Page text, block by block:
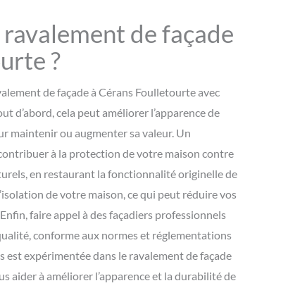
de façade
?
de façade à Cérans Foulletourte avec
d’abord, cela peut améliorer l’apparence de
maintenir ou augmenter sa valeur. Un
à la protection de votre maison contre
en restaurant la fonctionnalité originelle de
de votre maison, ce qui peut réduire vos
faire appel à des façadiers professionnels
conforme aux normes et réglementations
est expérimentée dans le ravalement de façade
aider à améliorer l’apparence et la durabilité de